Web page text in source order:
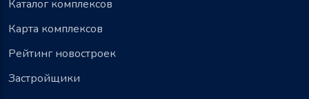
Каталог комплексов
Карта комплексов
Рейтинг новостроек
Застройщики